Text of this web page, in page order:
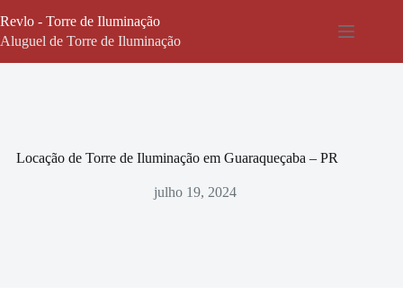
para
o
Revlo - Torre de Iluminação
Aluguel de Torre de Iluminação
Locação de Torre de Iluminação em Guaraqueçaba – PR
julho 19, 2024